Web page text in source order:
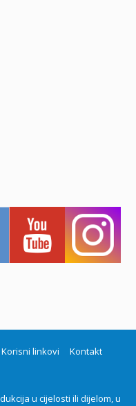
Korisni linkovi Kontakt
u cijelosti ili dijelom, u